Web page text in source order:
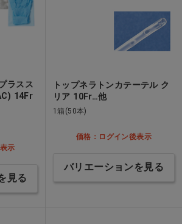
ラスス
14Fr
示
見る
トップネラトンカテーテル ク
リア 10Fr…他
1箱(50本)
価格：ログイン後表示
バリエーションを見る